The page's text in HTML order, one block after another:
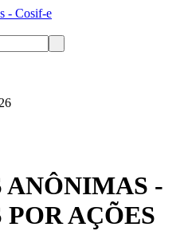
ANÔNIMAS -
AÇÕES